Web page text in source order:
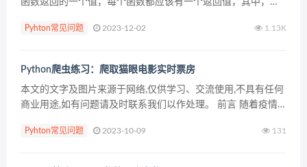
函数返回的一个值，每个函数都应该有一个返回值，其中，
个列表，或者函数 在Python...
Pyhton常见问题 2023-12-02 1.13K
Python爬虫练习：爬取猫眼电影实时票房
本文的文字及图片来源于网络,仅供学习、交流使用,不具有任何
商业用途,如有问题请及时联系我们以作处理。 前言 随着疫情
尾声了，截止目前，上映29天票房已破27亿。 ...
Pyhton常见问题 2023-10-09 131